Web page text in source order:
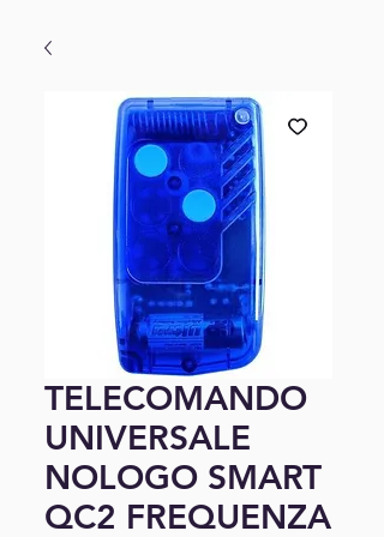
TELECOMANDO
UNIVERSALE
NOLOGO SMART
QC2 FREQUENZA